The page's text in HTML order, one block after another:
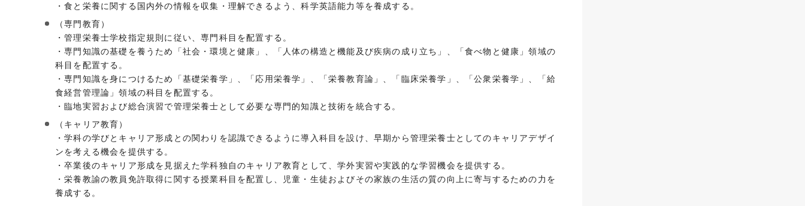
・食と栄養に関する国内外の情報を収集・理解できるよう、科学英語能力等を養成する。
（専門教育）
・管理栄養士学校指定規則に従い、専門科目を配置する。
・専門知識の基礎を養うため「社会・環境と健康」、「人体の構造と機能及び疾病の成り立ち」、「食べ物と健康」領域の
科目を配置する。
・専門知識を身につけるため「基礎栄養学」、「応用栄養学」、「栄養教育論」、「臨床栄養学」、「公衆栄養学」、「給
食経営管理論」領域の科目を配置する。
・臨地実習および総合演習で管理栄養士として必要な専門的知識と技術を統合する。
（キャリア教育）
・学科の学びとキャリア形成との関わりを認識できるように導入科目を設け、早期から管理栄養士としてのキャリアデザイ
ンを考える機会を提供する。
・卒業後のキャリア形成を見据えた学科独自のキャリア教育として、学外実習や実践的な学習機会を提供する。
・栄養教諭の教員免許取得に関する授業科目を配置し、児童・生徒およびその家族の生活の質の向上に寄与するための力を
養成する。